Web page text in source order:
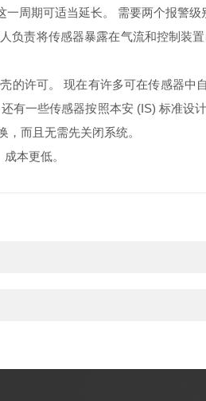
周期可适当延长。 需要两个报警级
责将传感器暴露在气流和控制装
许可。 现在有许多可在传感器中
有一些传感器按照本安 (IS) 标准
而且无需先关闭系统。
本更低。